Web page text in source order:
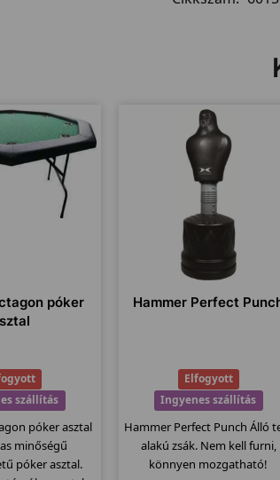
póker
szállítás
póker asztal
minőségű
póker asztal.
Hammer Perfect
Elfogyott
Ingyenes szállítás
Hammer Perfect Punch Álló
alakú zsák. Nem kell furni,
könnyen mozgatható!